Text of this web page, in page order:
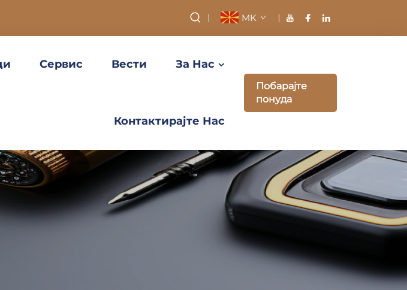
MK
Сервис Вести За Нас
Контактирајте Нас
Побарајте
понуда